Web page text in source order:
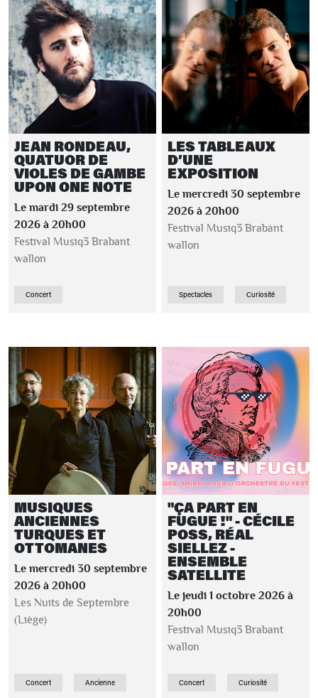
JEAN RONDEAU,
QUATUOR DE
VIOLES DE GAMBE
UPON ONE NOTE
Le mardi 29 septembre
2026 à 20h00
Festival Musiq3 Brabant
wallon
Concert
LES TABLEAUX
D’UNE
EXPOSITION
Le mercredi 30 septembre
2026 à 20h00
Festival Musiq3 Brabant
wallon
Spectacles Curiosité
MUSIQUES
ANCIENNES
TURQUES ET
OTTOMANES
Le mercredi 30 septembre
2026 à 20h00
Les Nuits de Septembre
(Liège)
Concert Ancienne
"ÇA PART EN
FUGUE !" - CÉCILE
POSS, RÉAL
SIELLEZ -
ENSEMBLE
SATELLITE
Le jeudi 1 octobre 2026 à
20h00
Festival Musiq3 Brabant
wallon
Concert Curiosité